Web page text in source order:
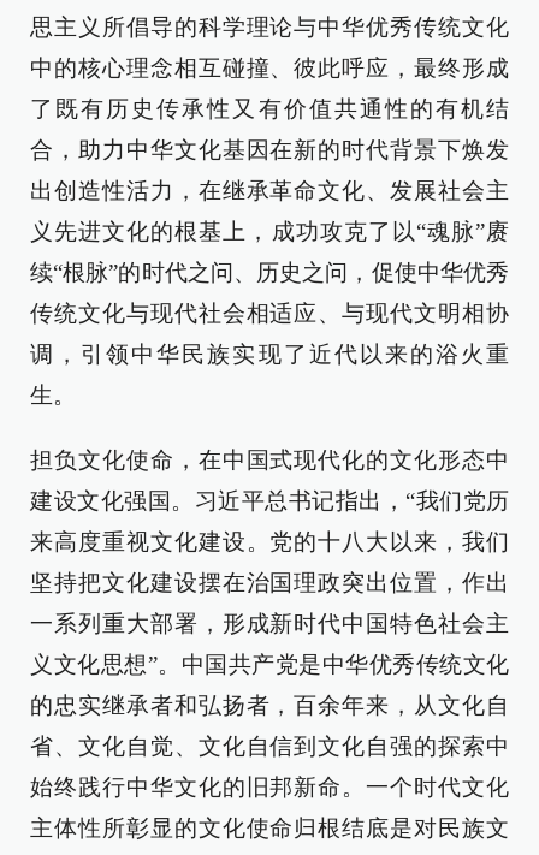
思主义所倡导的科学理论与中华优秀传统文化
中的核心理念相互碰撞、彼此呼应，最终形成
了既有历史传承性又有价值共通性的有机结
合，助力中华文化基因在新的时代背景下焕发
出创造性活力，在继承革命文化、发展社会主
义先进文化的根基上，成功攻克了以“魂脉”赓
续“根脉”的时代之问、历史之问，促使中华优秀
传统文化与现代社会相适应、与现代文明相协
调，引领中华民族实现了近代以来的浴火重
生。
担负文化使命，在中国式现代化的文化形态中
建设文化强国。习近平总书记指出，“我们党历
来高度重视文化建设。党的十八大以来，我们
坚持把文化建设摆在治国理政突出位置，作出
一系列重大部署，形成新时代中国特色社会主
义文化思想”。中国共产党是中华优秀传统文化
的忠实继承者和弘扬者，百余年来，从文化自
省、文化自觉、文化自信到文化自强的探索中
始终践行中华文化的旧邦新命。一个时代文化
主体性所彰显的文化使命归根结底是对民族文